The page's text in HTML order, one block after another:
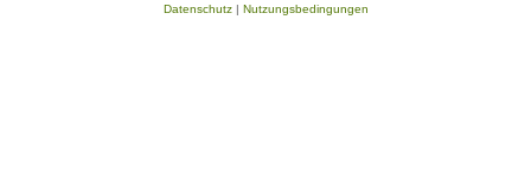
Datenschutz| Nutzungsbedingungen